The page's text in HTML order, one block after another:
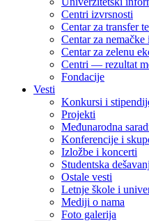
Centri izvrsnosti
Centar za transfer
Centar za
Centar za zelenu
Centri — rezultat
Fondacije
Vesti
Konkursi i
Projekti
Međunarodna
Konferencije i
Izložbe i koncerti
Studentska
Ostale vesti
Letnje škole i
Mediji o nama
Foto galerija